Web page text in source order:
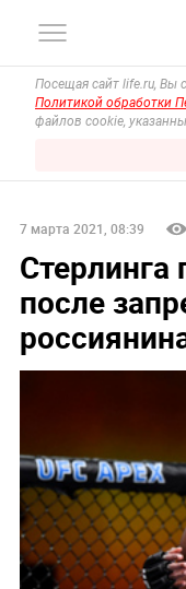
Посещая сайт life.ru, Вы
Политикой обработки
файлов cookie,
7 марта 2021, 08:39
Стерлинга
после